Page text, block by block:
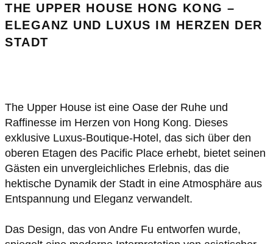
THE UPPER HOUSE HONG KONG –
ELEGANZ UND LUXUS IM HERZEN DER
STADT
The Upper House ist eine Oase der Ruhe und
Raffinesse im Herzen von Hong Kong. Dieses
exklusive Luxus-Boutique-Hotel, das sich über den
oberen Etagen des Pacific Place erhebt, bietet seinen
Gästen ein unvergleichliches Erlebnis, das die
hektische Dynamik der Stadt in eine Atmosphäre aus
Entspannung und Eleganz verwandelt.
Das Design, das von Andre Fu entworfen wurde,